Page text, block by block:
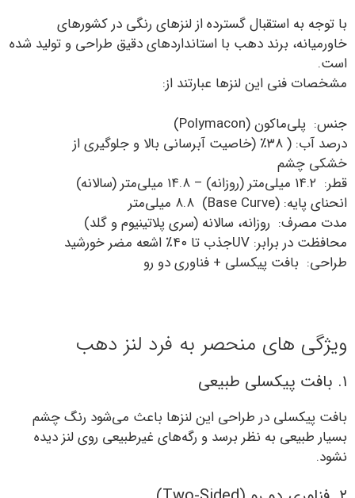
با توجه به استقبال گسترده از لنزهای رنگی در کشورهای
خاورمیانه، برند دهب با استانداردهای دقیق طراحی و تولید شده
است.
مشخصات فنی این لنزها عبارتند از:
جنس: پلی‌ماکون (Polymacon)
درصد آب: ( ۳۸٪ (خاصیت آبرسانی بالا و جلوگیری از
خشکی چشم
قطر: ۱۴.۲ میلی‌متر (روزانه) – ۱۴.۸ میلی‌متر (سالانه)
انحنای پایه: (Base Curve) ۸.۸ میلی‌متر
مدت مصرف: روزانه، سالانه (سری پلاتینیوم و گلد)
محافظت در برابر: UVجذب تا ۴۰٪ اشعه مضر خورشید
طراحی: بافت پیکسلی + فناوری دو رو
ویژگی ‌های منحصر به فرد لنز دهب
۱. بافت پیکسلی طبیعی
بافت پیکسلی در طراحی این لنزها باعث می‌شود رنگ چشم
بسیار طبیعی به نظر برسد و رگه‌های غیرطبیعی روی لنز دیده
نشود.